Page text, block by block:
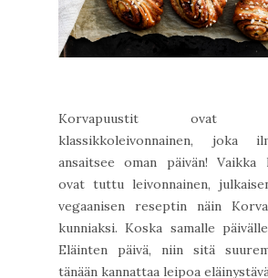
Korvapuustit ovat
klassikkoleivonnainen, joka
ansaitsee oman päivän! Vaikka
ovat tuttu leivonnainen,
vegaanisen reseptin näin
kunniaksi. Koska samalle
Eläinten päivä, niin sitä
tänään kannattaa leipoa